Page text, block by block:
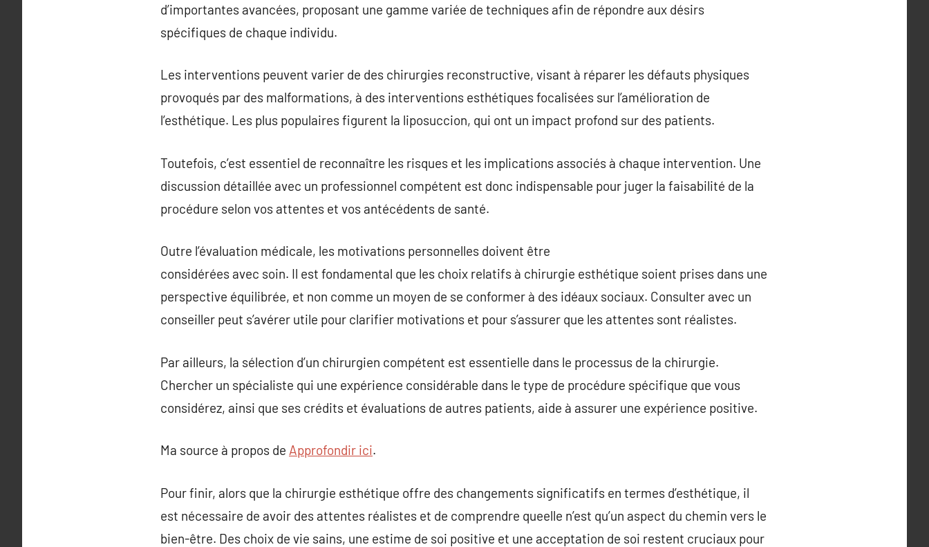
d’importantes avancées, proposant une gamme variée de techniques afin de répondre aux désirs
spécifiques de chaque individu.
Les interventions peuvent varier de des chirurgies reconstructive, visant à réparer les défauts physiques
provoqués par des malformations, à des interventions esthétiques focalisées sur l’amélioration de
l’esthétique. Les plus populaires figurent la liposuccion, qui ont un impact profond sur des patients.
Toutefois, c’est essentiel de reconnaître les risques et les implications associés à chaque intervention. Une
discussion détaillée avec un professionnel compétent est donc indispensable pour juger la faisabilité de la
procédure selon vos attentes et vos antécédents de santé.
Outre l’évaluation médicale, les motivations personnelles doivent être
considérées avec soin. Il est fondamental que les choix relatifs à chirurgie esthétique soient prises dans une
perspective équilibrée, et non comme un moyen de se conformer à des idéaux sociaux. Consulter avec un
conseiller peut s’avérer utile pour clarifier motivations et pour s’assurer que les attentes sont réalistes.
Par ailleurs, la sélection d’un chirurgien compétent est essentielle dans le processus de la chirurgie.
Chercher un spécialiste qui une expérience considérable dans le type de procédure spécifique que vous
considérez, ainsi que ses crédits et évaluations de autres patients, aide à assurer une expérience positive.
Ma source à propos de Approfondir ici.
Pour finir, alors que la chirurgie esthétique offre des changements significatifs en termes d’esthétique, il
est nécessaire de avoir des attentes réalistes et de comprendre queelle n’est qu’un aspect du chemin vers le
bien-être. Des choix de vie sains, une estime de soi positive et une acceptation de soi restent cruciaux pour